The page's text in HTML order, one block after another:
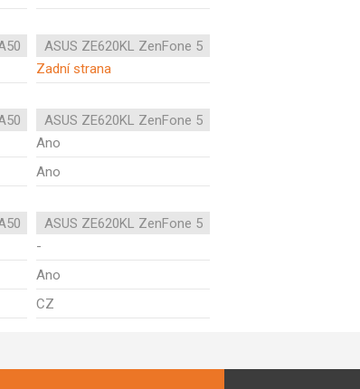
ASUS ZE620KL ZenFone 5
Zadní strana
ASUS ZE620KL ZenFone 5
Ano
Ano
ASUS ZE620KL ZenFone 5
-
Ano
CZ